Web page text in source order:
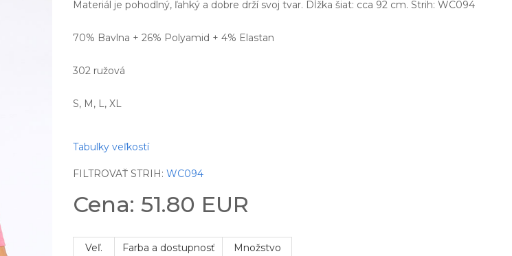
Materiál je pohodlný, ľahký a dobre drží svoj tvar. Dĺžka šiat: cca 92 cm. Strih: WC094
70% Bavlna + 26% Polyamid + 4% Elastan
302 ružová
S, M, L, XL
Tabulky veľkostí
FILTROVAŤ STRIH:WC094
Cena: 51.80 EUR
Veľ. Farba a dostupnosť Množstvo